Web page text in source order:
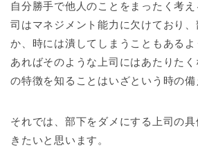
自分勝手で他人のことをまったく考
司はマネジメント能力に欠けており
か、時には潰してしまうこともある
あればそのような上司にはあたりた
の特徴を知ることはいざという時の備
それでは、部下をダメにする上司の
きたいと思います。